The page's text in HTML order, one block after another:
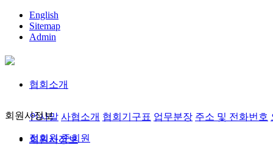
English
Sitemap
Admin
협회소개
인사말 사협소개 협회기구표 업무분장 주소 및 전화번호
회원사정보
회원사정보
정회원,준회원